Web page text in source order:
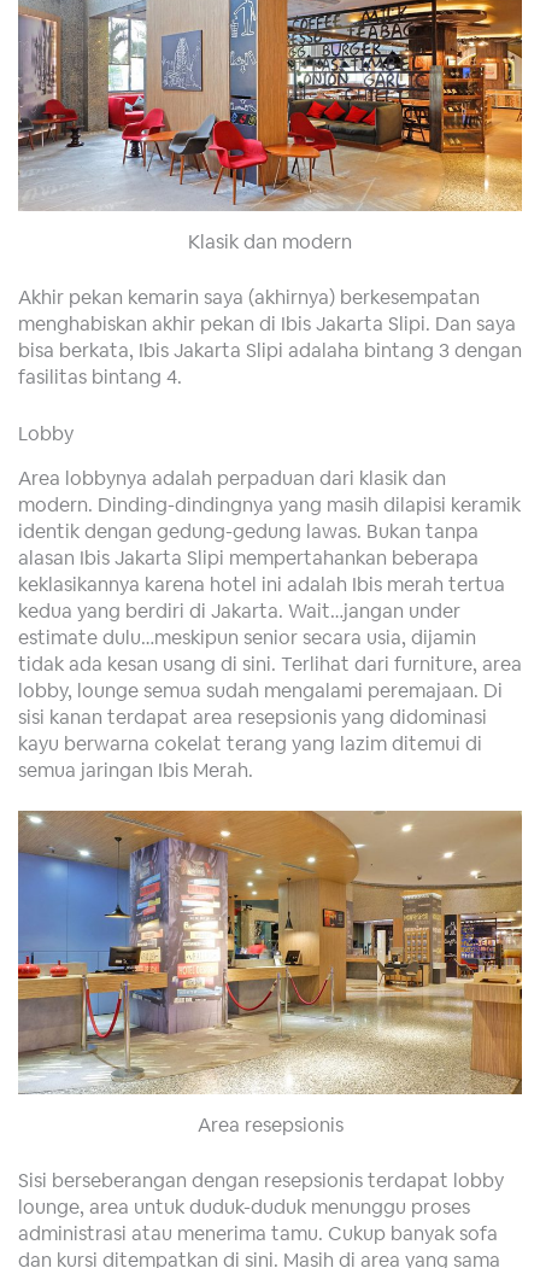
Klasik dan modern
Akhir pekan kemarin saya (akhirnya) berkesempatan
menghabiskan akhir pekan di Ibis Jakarta Slipi. Dan saya
bisa berkata, Ibis Jakarta Slipi adalaha bintang 3 dengan
fasilitas bintang 4.
Lobby
Area lobbynya adalah perpaduan dari klasik dan
modern. Dinding-dindingnya yang masih dilapisi keramik
identik dengan gedung-gedung lawas. Bukan tanpa
alasan Ibis Jakarta Slipi mempertahankan beberapa
keklasikannya karena hotel ini adalah Ibis merah tertua
kedua yang berdiri di Jakarta. Wait…jangan under
estimate dulu…meskipun senior secara usia, dijamin
tidak ada kesan usang di sini. Terlihat dari furniture, area
lobby, lounge semua sudah mengalami peremajaan. Di
sisi kanan terdapat area resepsionis yang didominasi
kayu berwarna cokelat terang yang lazim ditemui di
semua jaringan Ibis Merah.
Area resepsionis
Sisi berseberangan dengan resepsionis terdapat lobby
lounge, area untuk duduk-duduk menunggu proses
administrasi atau menerima tamu. Cukup banyak sofa
dan kursi ditempatkan di sini. Masih di area yang sama